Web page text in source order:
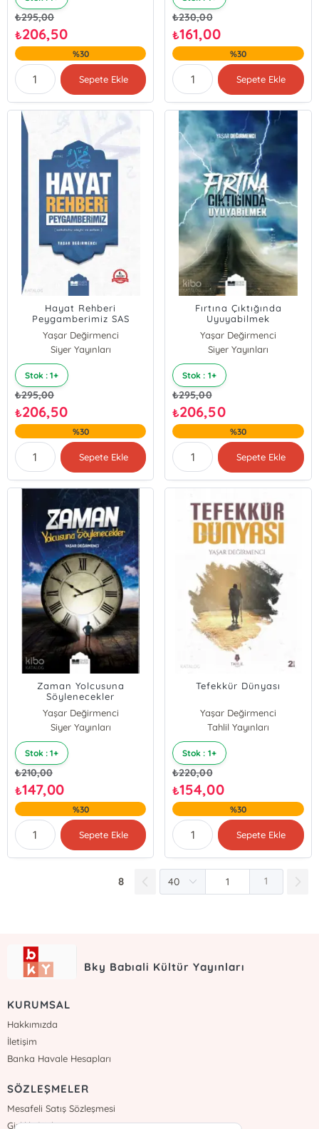
₺295,00
₺206,50
%30
Sepete Ekle
₺230,00
₺161,00
%30
Sepete Ekle
Hayat Rehberi
Peygamberimiz SAS
Yaşar Değirmenci
Siyer Yayınları
Stok : 1+
₺295,00
₺206,50
%30
Sepete Ekle
Fırtına Çıktığında
Uyuyabilmek
Yaşar Değirmenci
Siyer Yayınları
Stok : 1+
₺295,00
₺206,50
%30
Sepete Ekle
Zaman Yolcusuna
Söylenecekler
Yaşar Değirmenci
Siyer Yayınları
Stok : 1+
₺210,00
₺147,00
%30
Sepete Ekle
Tefekkür Dünyası
Yaşar Değirmenci
Tahlil Yayınları
Stok : 1+
₺220,00
₺154,00
%30
Sepete Ekle
8 1
Bky Babıali Kültür Yayınları
KURUMSAL
Hakkımızda
İletişim
Banka Havale Hesapları
SÖZLEŞMELER
Mesafeli Satış Sözleşmesi
Gizlilik Sözleşmesi